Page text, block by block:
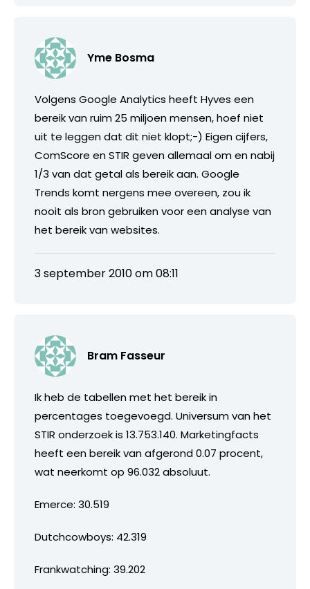
Yme Bosma
Volgens Google Analytics heeft Hyves een
bereik van ruim 25 miljoen mensen, hoef niet
uit te leggen dat dit niet klopt;-) Eigen cijfers,
ComScore en STIR geven allemaal om en nabij
1/3 van dat getal als bereik aan. Google
Trends komt nergens mee overeen, zou ik
nooit als bron gebruiken voor een analyse van
het bereik van websites.
3 september 2010 om 08:11
Bram Fasseur
Ik heb de tabellen met het bereik in
percentages toegevoegd. Universum van het
STIR onderzoek is 13.753.140. Marketingfacts
heeft een bereik van afgerond 0.07 procent,
wat neerkomt op 96.032 absoluut.
Emerce: 30.519
Dutchcowboys: 42.319
Frankwatching: 39.202